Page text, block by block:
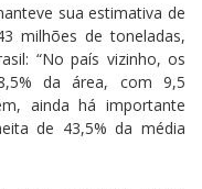
sua estimativa de
milhões de toneladas,
“No país vizinho, os
da área, com 9,5
ainda há importante
de 43,5% da média